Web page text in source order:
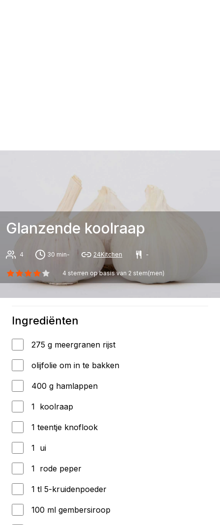
Glanzende koolraap
4 30 min- 24Kitchen -
4 sterren op basis van 2 stem(men)
Ingrediënten
275 g meergranen rijst
olijfolie om in te bakken
400 g hamlappen
1 koolraap
1 teentje knoflook
1 ui
1 rode peper
1 tl 5-kruidenpoeder
100 ml gembersiroop